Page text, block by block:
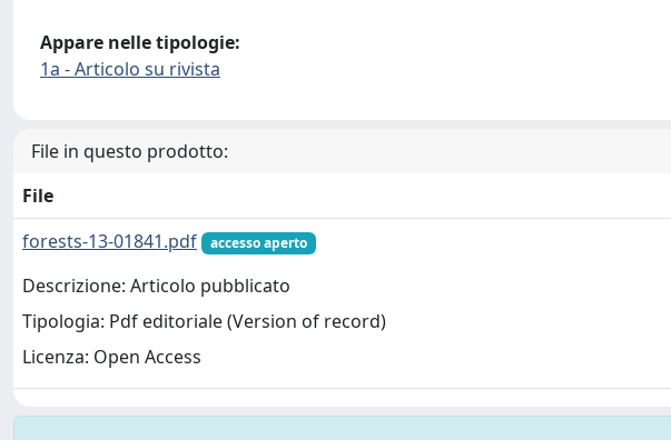
Appare nelle tipologie:
1a - Articolo su rivista
File in questo prodotto:
File
forests-13-01841.pdf
accesso aperto
Descrizione: Articolo pubblicato
Tipologia: Pdf editoriale (Version of record)
Licenza: Open Access